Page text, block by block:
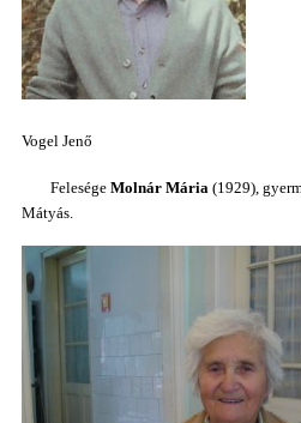
Vogel Jenő
Felesége Molnár Mária (1929),
Mátyás.